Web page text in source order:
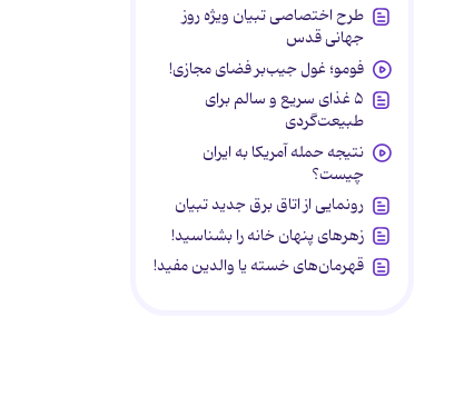
طرح اختصاصی تبیان ویژه روز
جهانی قدس
فومو؛ غول جیب‌بر فضای مجازی!
۵ غذای سریع و سالم برای
طبیعت‌گردی
نتیجه حمله آمریکا به ایران
چیست؟
رونمایی از اتاق برق جدید تبیان
زهرهای پنهان خانه را بشناسید!
قهرمان‌های خسته یا والدین مفید!